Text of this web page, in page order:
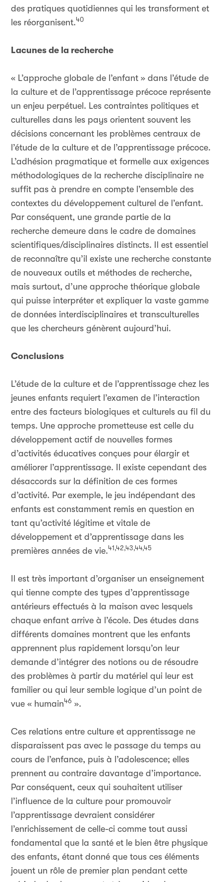
des pratiques quotidiennes qui les transforment et
les réorganisent.40
Lacunes de la recherche
« L’approche globale de l’enfant » dans l’étude de
la culture et de l’apprentissage précoce représente
un enjeu perpétuel. Les contraintes politiques et
culturelles dans les pays orientent souvent les
décisions concernant les problèmes centraux de
l’étude de la culture et de l’apprentissage précoce.
L’adhésion pragmatique et formelle aux exigences
méthodologiques de la recherche disciplinaire ne
suffit pas à prendre en compte l’ensemble des
contextes du développement culturel de l’enfant.
Par conséquent, une grande partie de la
recherche demeure dans le cadre de domaines
scientifiques/disciplinaires distincts. Il est essentiel
de reconnaître qu’il existe une recherche constante
de nouveaux outils et méthodes de recherche,
mais surtout, d’une approche théorique globale
qui puisse interpréter et expliquer la vaste gamme
de données interdisciplinaires et transculturelles
que les chercheurs génèrent aujourd’hui.
Conclusions
L’étude de la culture et de l’apprentissage chez les
jeunes enfants requiert l’examen de l’interaction
entre des facteurs biologiques et culturels au fil du
temps. Une approche prometteuse est celle du
développement actif de nouvelles formes
d’activités éducatives conçues pour élargir et
améliorer l’apprentissage. Il existe cependant des
désaccords sur la définition de ces formes
d’activité. Par exemple, le jeu indépendant des
enfants est constamment remis en question en
tant qu’activité légitime et vitale de
développement et d’apprentissage dans les
premières années de vie.41,42,43,44,45
Il est très important d’organiser un enseignement
qui tienne compte des types d’apprentissage
antérieurs effectués à la maison avec lesquels
chaque enfant arrive à l’école. Des études dans
différents domaines montrent que les enfants
apprennent plus rapidement lorsqu’on leur
demande d’intégrer des notions ou de résoudre
des problèmes à partir du matériel qui leur est
familier ou qui leur semble logique d’un point de
vue « humain46 ».
Ces relations entre culture et apprentissage ne
disparaissent pas avec le passage du temps au
cours de l’enfance, puis à l’adolescence; elles
prennent au contraire davantage d’importance.
Par conséquent, ceux qui souhaitent utiliser
l’influence de la culture pour promouvoir
l’apprentissage devraient considérer
l’enrichissement de celle-ci comme tout aussi
fondamental que la santé et le bien être physique
des enfants, étant donné que tous ces éléments
jouent un rôle de premier plan pendant cette